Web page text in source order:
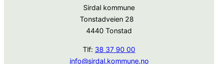
Sirdal kommune
Tonstadveien 28
4440 Tonstad
Tlf: 38 37 90 00
info@sirdal.kommune.no